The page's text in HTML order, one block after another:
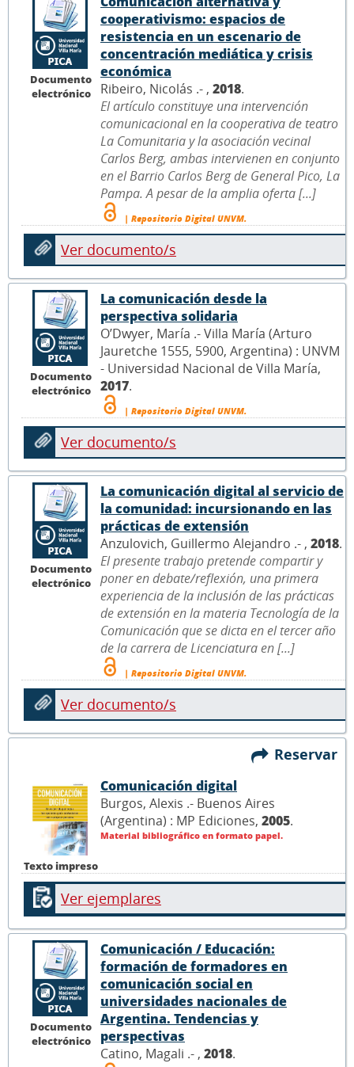
Documento
electrónico
cooperativismo: espacios de
resistencia en un escenario de
concentración mediática y crisis
económica
Ribeiro, Nicolás .- , 2018.
El artículo constituye una intervención
comunicacional en la cooperativa de teatro
La Comunitaria y la asociación vecinal
Carlos Berg, ambas intervienen en conjunto
en el Barrio Carlos Berg de General Pico, La
Pampa. A pesar de la amplia oferta [...]
| Repositorio Digital UNVM.
Ver documento/s
Documento
electrónico
La comunicación desde la
perspectiva solidaria
O’Dwyer, María .- Villa María (Arturo
Jauretche 1555, 5900, Argentina) : UNVM
- Universidad Nacional de Villa María,
2017.
| Repositorio Digital UNVM.
Ver documento/s
Documento
electrónico
La comunicación digital al servicio de
la comunidad: incursionando en las
prácticas de extensión
Anzulovich, Guillermo Alejandro .- , 2018.
El presente trabajo pretende compartir y
poner en debate/reflexión, una primera
experiencia de la inclusión de las prácticas
de extensión en la materia Tecnología de la
Comunicación que se dicta en el tercer año
de la carrera de Licenciatura en [...]
| Repositorio Digital UNVM.
Ver documento/s
Reservar
Texto impreso
Comunicación digital
Burgos, Alexis .- Buenos Aires
(Argentina) : MP Ediciones, 2005.
Material bibliográfico en formato papel.
Ver ejemplares
Documento
electrónico
Comunicación / Educación:
formación de formadores en
comunicación social en
universidades nacionales de
Argentina. Tendencias y
perspectivas
Catino, Magali .- , 2018.